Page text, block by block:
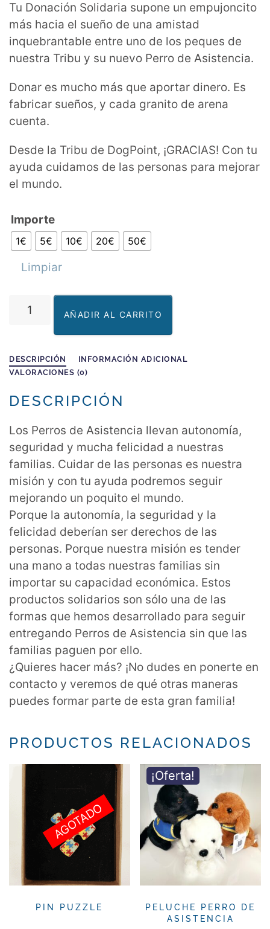
precios:
desde
€1,00
hasta
€50,00
Tu Donación Solidaria supone un empujoncito
más hacia el sueño de una amistad
inquebrantable entre uno de los peques de
nuestra Tribu y su nuevo Perro de Asistencia.
Donar es mucho más que aportar dinero. Es
fabricar sueños, y cada granito de arena
cuenta.
Desde la Tribu de DogPoint, ¡GRACIAS! Con tu
ayuda cuidamos de las personas para mejorar
el mundo.
Importe
1€ 5€ 10€ 20€ 50€
Limpiar
Donación
cantidad
AÑADIR AL CARRITO
DESCRIPCIÓN
INFORMACIÓN ADICIONAL
VALORACIONES (0)
DESCRIPCIÓN
Los Perros de Asistencia llevan autonomía,
seguridad y mucha felicidad a nuestras
familias. Cuidar de las personas es nuestra
misión y con tu ayuda podremos seguir
mejorando un poquito el mundo.
Porque la autonomía, la seguridad y la
felicidad deberían ser derechos de las
personas. Porque nuestra misión es tender
una mano a todas nuestras familias sin
importar su capacidad económica. Estos
productos solidarios son sólo una de las
formas que hemos desarrollado para seguir
entregando Perros de Asistencia sin que las
familias paguen por ello.
¿Quieres hacer más? ¡No dudes en ponerte en
contacto y veremos de qué otras maneras
puedes formar parte de esta gran familia!
PRODUCTOS RELACIONADOS
PIN PUZZLE
AGOTADO
¡Oferta!
PELUCHE PERRO DE
ASISTENCIA